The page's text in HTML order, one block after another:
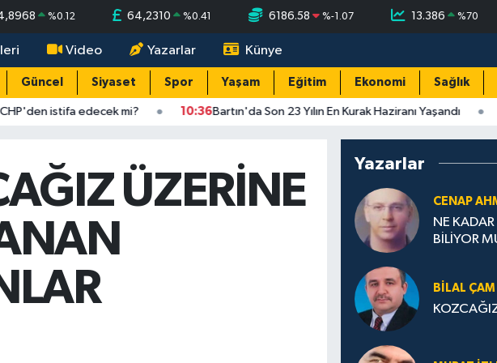
%0.12 64,2310 %0.41 6186.58 %-1.07 13.386 %70
Video Yazarlar Künye
Güncel Siyaset Spor Yaşam Eğitim Ekonomi Sağlık
istifa edecek mi? 10:36Bartın'da Son 23 Yılın En Kurak Haziranı Yaşandı
ÜZERİNE
Yazarlar
CENAP
NE
BİLİYOR
BILAL ÇAM